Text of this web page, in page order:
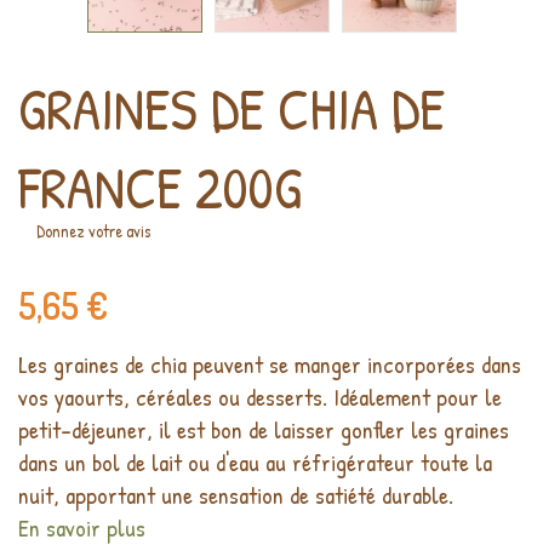
GRAINES DE CHIA DE
FRANCE 200G
Donnez votre avis
5,65 €
Les graines de chia peuvent se manger incorporées dans
vos yaourts, céréales ou desserts. Idéalement pour le
petit-déjeuner, il est bon de laisser gonfler les graines
dans un bol de lait ou d'eau au réfrigérateur toute la
nuit, apportant une sensation de satiété durable.
En savoir plus